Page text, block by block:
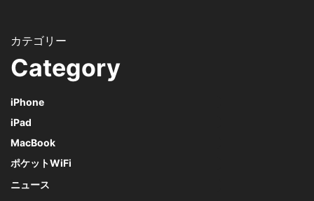
Category
iPhone
iPad
MacBook
ポケットWiFi
ニュース